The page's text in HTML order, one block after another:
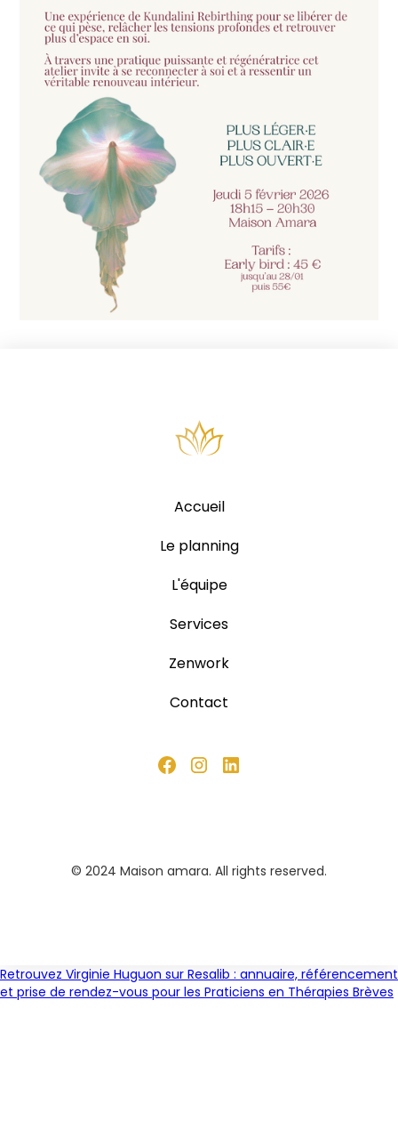
Accueil
Le planning
L'équipe
Services
Zenwork
Contact
© 2024 Maison amara. All rights reserved.
Retrouvez Virginie Huguon sur Resalib : annuaire, référencement
et prise de rendez-vous pour les Praticiens en Thérapies Brèves